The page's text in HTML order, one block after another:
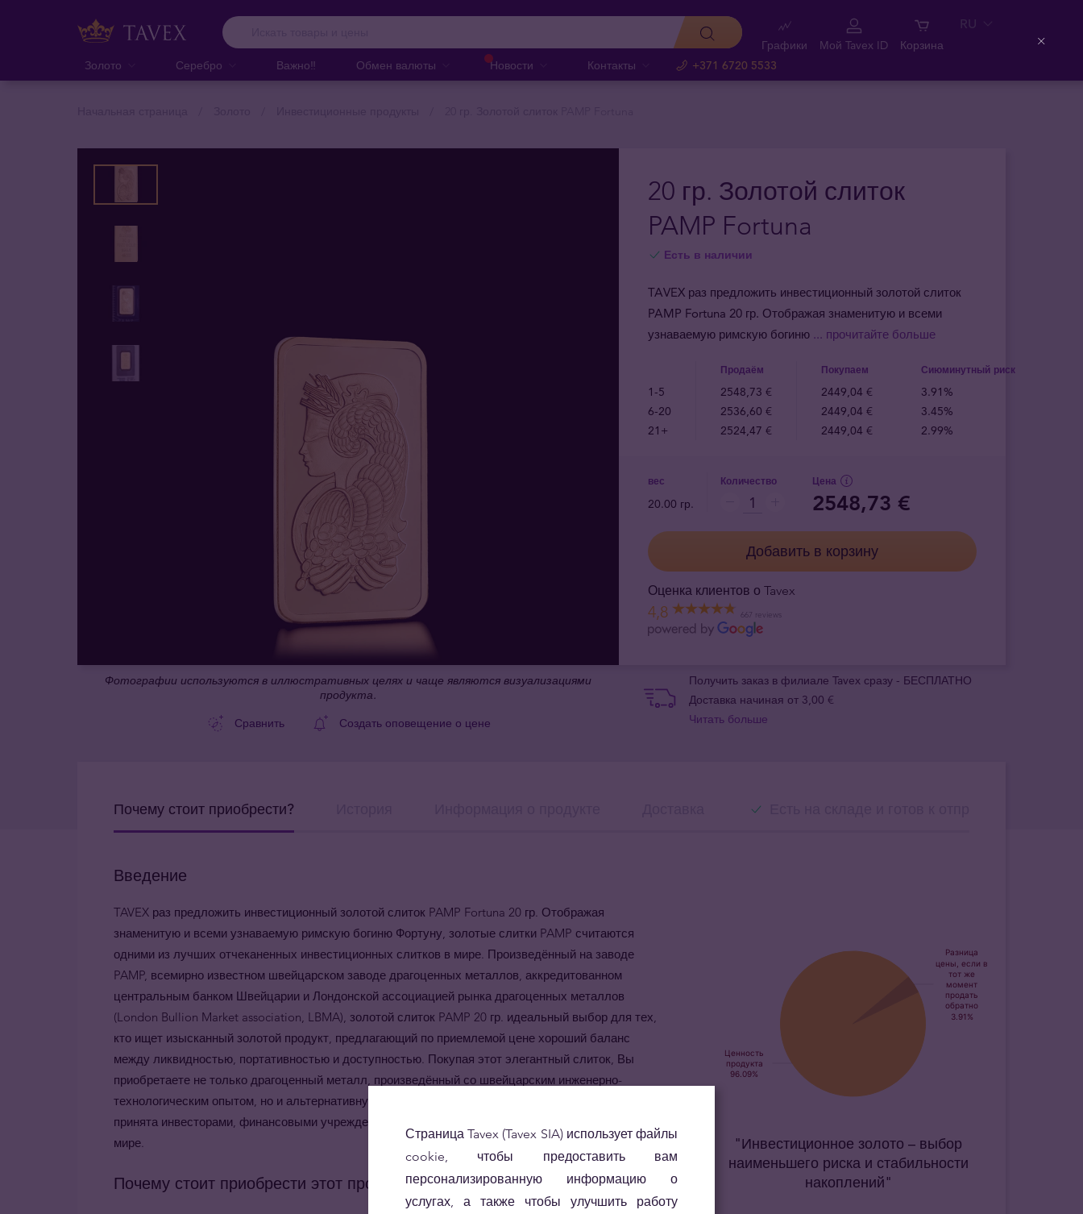
Золото Серебро Важно‼️ Обмен валюты Новости Контакты +371 6720 5533
Графики Мой Tavex ID Корзина
RU
20 гр. Золотой слиток
PAMP Fortuna
Есть в наличии
TAVEX раз предложить инвестиционный золотой слиток
PAMP Fortuna 20 гр. Отображая знаменитую и всеми
узнаваемую римскую богиню ... прочитайте больше
Продаём Покупаем Сиюминутный риск
1-5 2548,73 € 2449,04 €
3.91%
6-20
2536,60 € 2449,04 €
3.45%
21+
2524,47 € 2449,04 € 2.99%
вес
20.00 гр.
Количество Цена
2548,73 €
Добавить в корзину
Оценка клиентов о Tavex
4,8 667 reviews
Получить заказ в филиале Tavex сразу - БЕСПЛАТНО
Доставка начиная от 3,00 €
Читать больше
Фотографии используются в иллюстративных целях и чаще являются визуализациями
продукта.
Сравнить
Создать оповещение о цене
Почему стоит приобрести?
Введение
TAVEX раз предложить инвестиционный золотой слиток PAMP Fortuna 20 гр. Отображая
знаменитую и всеми узнаваемую римскую богиню Фортуну, золотые слитки PAMP считаются
одними из лучших отчеканенных инвестиционных слитков в мире. Произведённый на заводе
PAMP, всемирно известном швейцарском заводе драгоценных металлов, аккредитованном
центральным банком Швейцарии и Лондонской ассоциацией рынка драгоценных металлов
(London Bullion Market association, LBMA), золотой слиток PAMP 20 гр. идеальный выбор для тех,
кто ищет изысканный золотой продукт, предлагающий по приемлемой цене хороший баланс
между ликвидностью, портативностью и доступностью. Покупая этот элегантный слиток, Вы
приобретаете не только драгоценный металл, произведённый со швейцарским инженерно-
технологическим опытом, но и альтернативную твёрдую валюту с гарантией того, что она будет
принята инвесторами, финансовыми учреждениями и дилерами драгоценных металлов во всём
мире.
Почему стоит приобрести этот продукт
"Инвестиционное золото – выбор
наименьшего риска и стабильности
накоплений"
Страница Tavex (Tavex SIA) использует файлы
cookie, чтобы предоставить вам
персонализированную информацию о
услугах, а также чтобы улучшить работу
Close